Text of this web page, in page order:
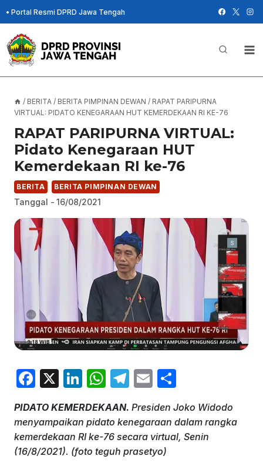
Skip
to
content
• Portal Resmi DPRD Jawa Tengah
/ BERITA / BERITA PIMPINAN DEWAN / RAPAT PARIPURNA
VIRTUAL: PIDATO KENEGARAAN HUT KEMERDEKAAN RI KE-76
RAPAT PARIPURNA VIRTUAL:
Pidato Kenegaraan HUT
Kemerdekaan RI ke-76
BERITA BERITA PIMPINAN DEWAN
Tanggal - 16/08/2021
F
c
e
b
X
Li
k
e
dI
W
at
s
A
T
e
gr
a
E
ai
l
ar
e
PIDATO KEMERDEKAAN. Presiden Joko Widodo
menyampaikan pidato kenegaraan dalam rangka
kemerdekaan RI ke-76 secara virtual, Senin
(16/8/2021). (foto teguh prasetyo)